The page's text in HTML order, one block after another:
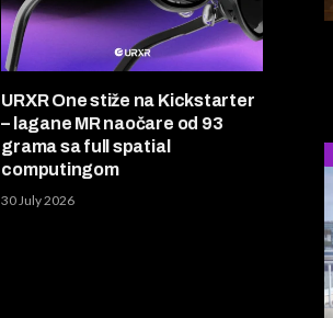
URXR One stiže na Kickstarter
– lagane MR naočare od 93
grama sa full spatial
computingom
30 July 2026